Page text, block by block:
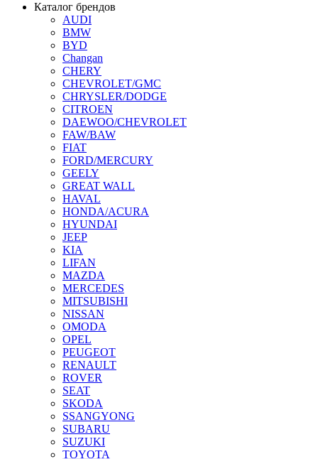
Каталог брендов
AUDI
BMW
BYD
Changan
CHERY
CHEVROLET/GMC
CHRYSLER/DODGE
CITROEN
DAEWOO/CHEVROLET
FAW/BAW
FIAT
FORD/MERCURY
GEELY
GREAT WALL
HAVAL
HONDA/ACURA
HYUNDAI
JEEP
KIA
LIFAN
MAZDA
MERCEDES
MITSUBISHI
NISSAN
OMODA
OPEL
PEUGEOT
RENAULT
ROVER
SEAT
SKODA
SSANGYONG
SUBARU
SUZUKI
TOYOTA